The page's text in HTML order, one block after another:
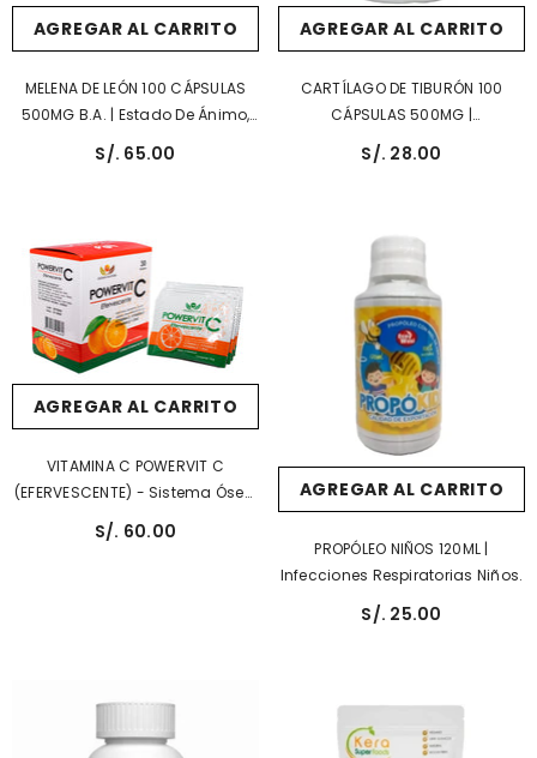
AGREGAR AL CARRITO
MELENA DE LEÓN 100 CÁPSULAS
500MG B.A. | Estado De Ánimo,
Estimulación Neurológica,
Estómago, Antioxidante.
S/. 65.00
AGREGAR AL CARRITO
CARTÍLAGO DE TIBURÓN 100
CÁPSULAS 500MG |
Articulaciones, Antitumoral,
Cicatrizante, Antiinflamatorio.
S/. 28.00
AGREGAR AL CARRITO
VITAMINA C POWERVIT C
(EFERVESCENTE) - Sistema Óseo,
Articular Y Muscular
S/. 60.00
AGREGAR AL CARRITO
PROPÓLEO NIÑOS 120ML |
Infecciones Respiratorias Niños.
S/. 25.00